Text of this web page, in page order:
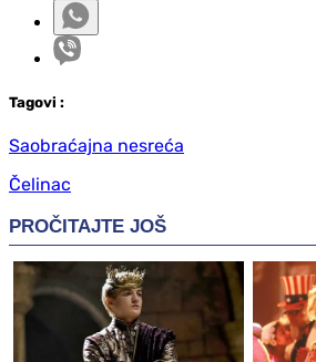
Tagovi :
Saobraćajna nesreća
Čelinac